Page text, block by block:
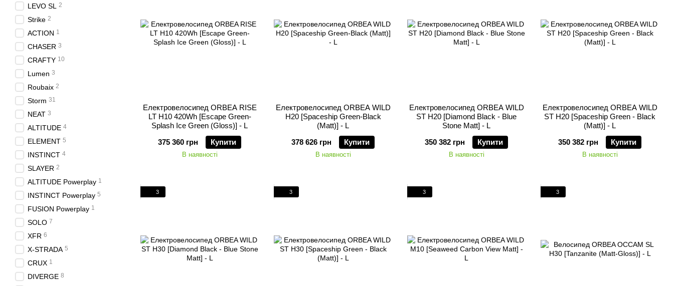
Електровелосипед ORBEA RISE
LT H10 420Wh [Escape Green-
Splash Ice Green (Gloss)] - L
375 360 грн
Купити
В наявності
Електровелосипед ORBEA WILD
H20 [Spaceship Green-Black
(Matt)] - L
378 626 грн
Купити
В наявності
Електровелосипед ORBEA WILD
ST H20 [Diamond Black - Blue
Stone Matt] - L
350 382 грн
Купити
В наявності
Електровелосипед ORBEA WILD
ST H20 [Spaceship Green - Black
(Matt)] - L
350 382 грн
Купити
В наявності
3 3 3 3
LEVO SL 2
Strike 2
ACTION 1
CHASER 3
CRAFTY 10
Lumen 3
Roubaix 2
Storm 31
NEAT 3
ALTITUDE 4
ELEMENT 5
INSTINCT 4
SLAYER 2
ALTITUDE Powerplay 1
INSTINCT Powerplay 5
FUSION Powerplay 1
SOLO 7
XFR 6
X-STRADA 5
CRUX 1
DIVERGE 8